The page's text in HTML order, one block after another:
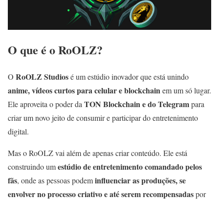
O que é o RoOLZ?
O RoOLZ Studiosé um estúdio inovador que está unindo
anime, vídeos curtos para celular e blockchainem um só lugar.
Ele aproveita o poder da TON Blockchain e do Telegrampara
criar um novo jeito de consumir e participar do entretenimento
digital.
Mas o RoOLZ vai além de apenas criar conteúdo. Ele está
construindo umestúdio de entretenimento comandado pelos
fãs, onde as pessoas podeminfluenciar as produções, se
envolver no processo criativo e até serem recompensadaspor